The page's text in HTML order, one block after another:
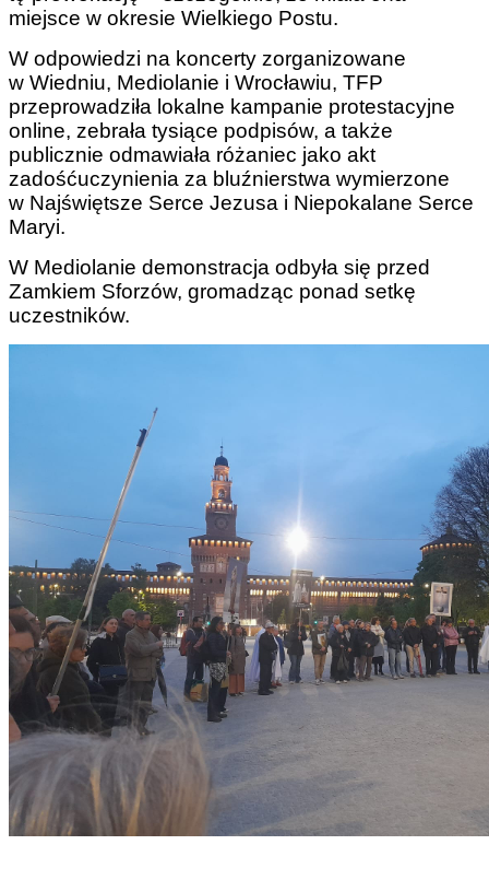
miejsce w okresie Wielkiego Postu.
W odpowiedzi na koncerty zorganizowane
w Wiedniu, Mediolanie i Wrocławiu, TFP
przeprowadziła lokalne kampanie protestacyjne
online, zebrała tysiące podpisów, a także
publicznie odmawiała różaniec jako akt
zadośćuczynienia za bluźnierstwa wymierzone
w Najświętsze Serce Jezusa i Niepokalane Serce
Maryi.
W Mediolanie demonstracja odbyła się przed
Zamkiem Sforzów, gromadząc ponad setkę
uczestników.